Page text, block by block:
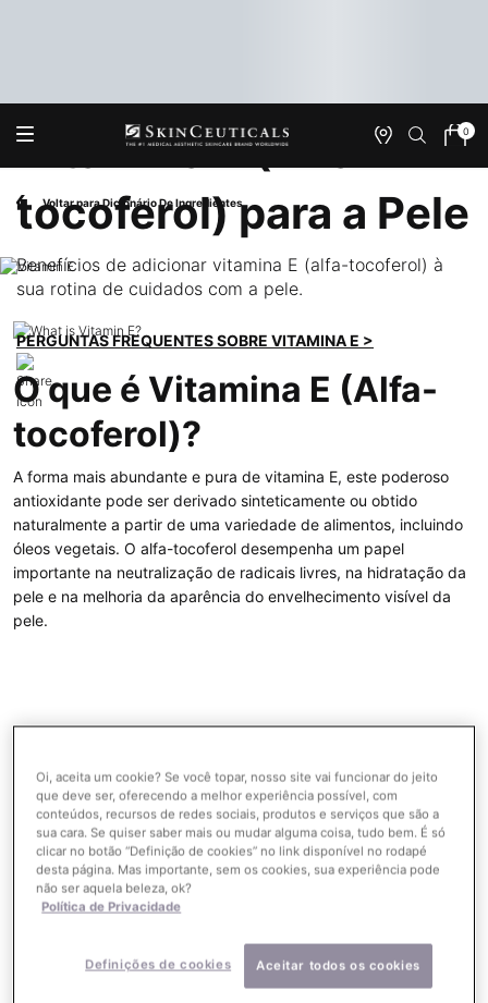
Onde
Meu
0
0
Voltar para Dicionário De Ingredientes
Vitamina E (Alfa-
tocoferol) para a Pele
Benefícios de adicionar vitamina E (alfa-tocoferol) à
sua rotina de cuidados com a pele.
PERGUNTAS FREQUENTES SOBRE VITAMINA E >
O que é Vitamina E (Alfa-
tocoferol)?
A forma mais abundante e pura de vitamina E, este poderoso
antioxidante pode ser derivado sinteticamente ou obtido
naturalmente a partir de uma variedade de alimentos, incluindo
óleos vegetais. O alfa-tocoferol desempenha um papel
importante na neutralização de radicais livres, na hidratação da
pele e na melhoria da aparência do envelhecimento visível da
pele.
MAIS VENDIDOS
Oi, aceita um cookie? Se você topar, nosso site vai funcionar do jeito
que deve ser, oferecendo a melhor experiência possível, com
conteúdos, recursos de redes sociais, produtos e serviços que são a
sua cara. Se quiser saber mais ou mudar alguma coisa, tudo bem. É só
clicar no botão “Definição de cookies” no link disponível no rodapé
desta página. Mas importante, sem os cookies, sua experiência pode
não ser aquela beleza, ok?
Política de Privacidade
Definições de cookies Aceitar todos os cookies